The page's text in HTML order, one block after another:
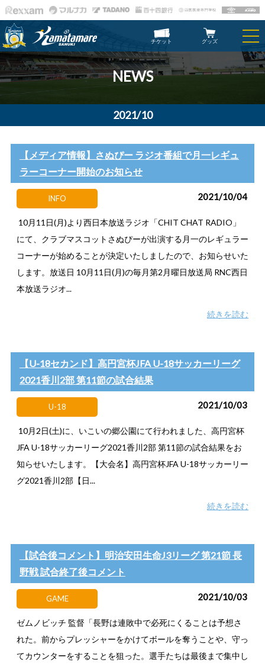
チケット グッズ
NEWS
2021/10
【メディア情報】さぬぴー ラジオ番組で月一レギュ
ラーコーナー開始のお知らせ
INFO 2021/10/04
10月11日(月)より西日本放送ラジオ「CHIT CHAT RADIO」
にて、クラブマスコットさぬぴーが出演する月一のレギュラー
コーナーが始めることが決定いたしましたので、お知らせいた
します。放送日 10月11日(月)の毎月第2月曜日放送局 RNC西日
本放送ラジオ...
続きを読む
【U-18セカンド】高円宮杯JFA U-18サッカーリーグ
2021香川2部 第11節の試合結果
U-18 2021/10/03
10月2日(土)に、いこいの郷公園にて行われました、高円宮杯
JFA U-18サッカーリーグ2021香川2部 第11節の試合結果をお
知らせいたします。【大会名】高円宮杯JFA U-18サッカーリー
グ2021香川2部【日...
続きを読む
【試合後コメント】明治安田生命J3リーグ 第21節 長
野戦 試合終了後コメント
GAME 2021/10/03
ゼムノビッチ 監督「長野は連敗中で必死にくることは予想さ
れた。前からプレッシャーをかけてボールを奪うことや、守っ
てカウンターをすることを狙った。選手たちは最後まで集中し